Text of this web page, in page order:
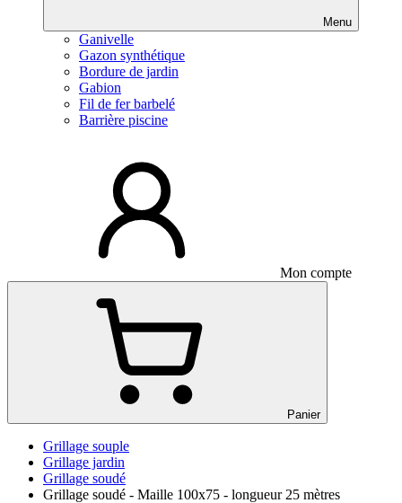
Menu
Ganivelle
Gazon synthétique
Bordure de jardin
Gabion
Fil de fer barbelé
Barrière piscine
Mon compte
Panier
Grillage souple
Grillage jardin
Grillage soudé
Grillage soudé - Maille 100x75 - longueur 25 mètres